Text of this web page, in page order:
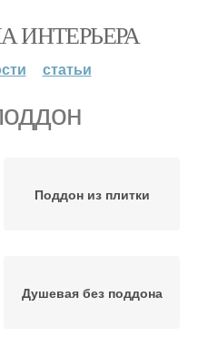
ИНТЕРЬЕРА
статьи
Поддон из плитки
Душевая без поддона